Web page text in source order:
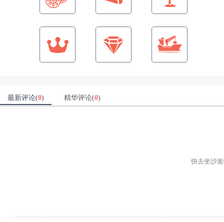
最新评论(0) 精华评论(0)
快去坐沙